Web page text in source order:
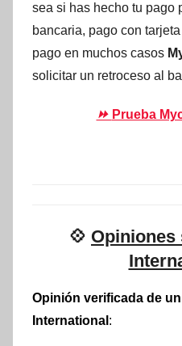
sea si has hecho tu pago
bancaria, pago con
pago en muchos casos
solicitar un retroceso al
⏩ Prueba
💠 Opiniones
Opinión verificada de
International :